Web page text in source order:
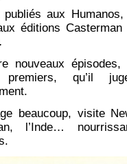
aux
éditions Casterman
nouveaux
premiers, qu’il
beaucoup, visite
l’Inde…